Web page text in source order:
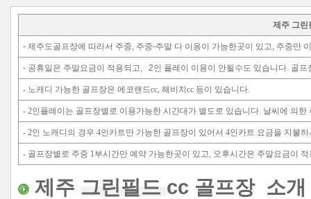
- 제주골프부킹 무료, 제주골프
프여행, 제주지역골프장 할인등
- 외국인인 경우 차등 그린피, 2
약시 문의바랍니다. 미리확인 안
제주 그
- 제주도골프장에 따라서 주중, 주중-주말 다 이용이 가능한곳이 있고, 주중만
- 공휴일은 주말요금이 적용되고, 2인 플레이 이용이 안될수도 있습니다. 골
- 노캐디 가능한 골프장은 에코랜드cc, 해비치cc 등이 있습니다.
- 2인플레이는 골프장별로 이용가능한 시간대가 별도로 있습니다. 날씨에 의
- 2인 노캐디의 경우 4인카트만 가능한 골프장이 있어서 4인카트 요금을 지불
- 골프장별로 주중 1부시간만 예약 가능한곳이 있고, 오후시간은 주말요금이
제주 그린필드 cc 골프장 소